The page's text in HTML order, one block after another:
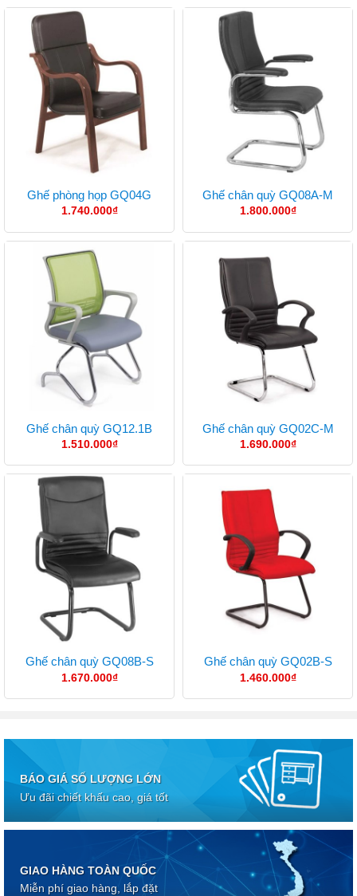
Ghế phòng họp GQ04G
1.740.000₫
Ghế chân quỳ GQ08A-M
1.800.000₫
Ghế chân quỳ GQ12.1B
1.510.000₫
Ghế chân quỳ GQ02C-M
1.690.000₫
Ghế chân quỳ GQ08B-S
1.670.000₫
Ghế chân quỳ GQ02B-S
1.460.000₫
BÁO GIÁ SỐ LƯỢNG LỚN
Ưu đãi chiết khấu cao, giá tốt
GIAO HÀNG TOÀN QUỐC
Miễn phí giao hàng, lắp đặt